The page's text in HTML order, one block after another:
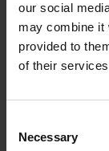
our social
may combine it
provided to
of their
Selection
Necessary
Hanover Park, IL
+1 630-451-5345
Näytä kartalla
Ota yhteyttä